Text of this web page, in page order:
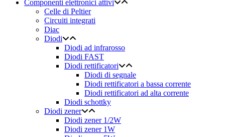
Componenti elettronici attivi
Celle di Peltier
Circuiti integrati
Diac
Diodi
Diodi ad infrarosso
Diodi FAST
Diodi rettificatori
Diodi di segnale
Diodi rettificatori a bassa corrente
Diodi rettificatori ad alta corrente
Diodi schottky
Diodi zener
Diodi zener 1/2W
Diodi zener 1W